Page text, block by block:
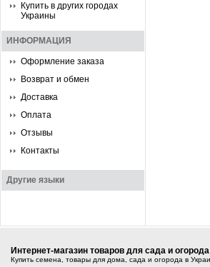
Купить в других городах
Украины
ИНФОРМАЦИЯ
Оформление заказа
Возврат и обмен
Доставка
Оплата
Отзывы
Контакты
Другие языки
Интернет-магазин товаров для сада и
Купить семена, товары для дома, сада и огорода в